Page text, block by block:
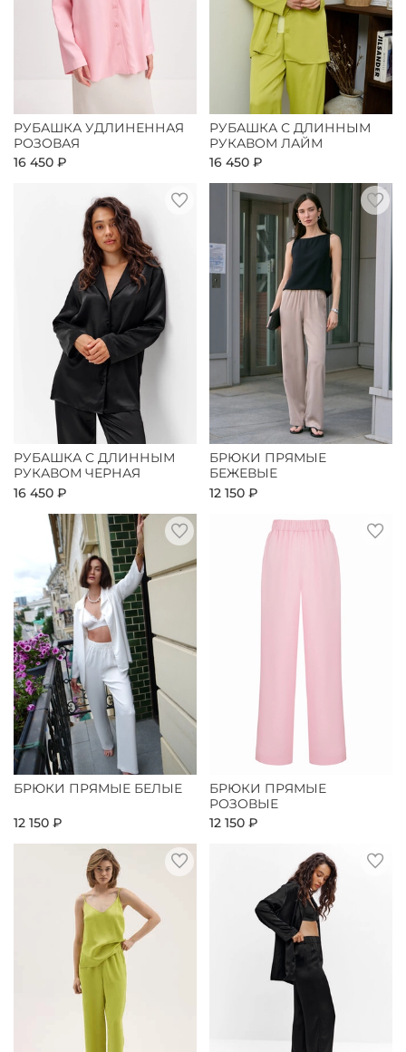
РУБАШКА УДЛИНЕННАЯ
РОЗОВАЯ
16 450 ₽
РУБАШКА С ДЛИННЫМ
РУКАВОМ ЛАЙМ
16 450 ₽
РУБАШКА С ДЛИННЫМ
РУКАВОМ ЧЕРНАЯ
16 450 ₽
БРЮКИ ПРЯМЫЕ
БЕЖЕВЫЕ
12 150 ₽
БРЮКИ ПРЯМЫЕ БЕЛЫЕ
12 150 ₽
БРЮКИ ПРЯМЫЕ
РОЗОВЫЕ
12 150 ₽